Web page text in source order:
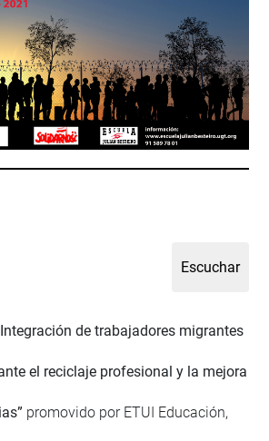
de trabajadores migrantes
el reciclaje profesional y la mejora
promovido por ETUI Educación,